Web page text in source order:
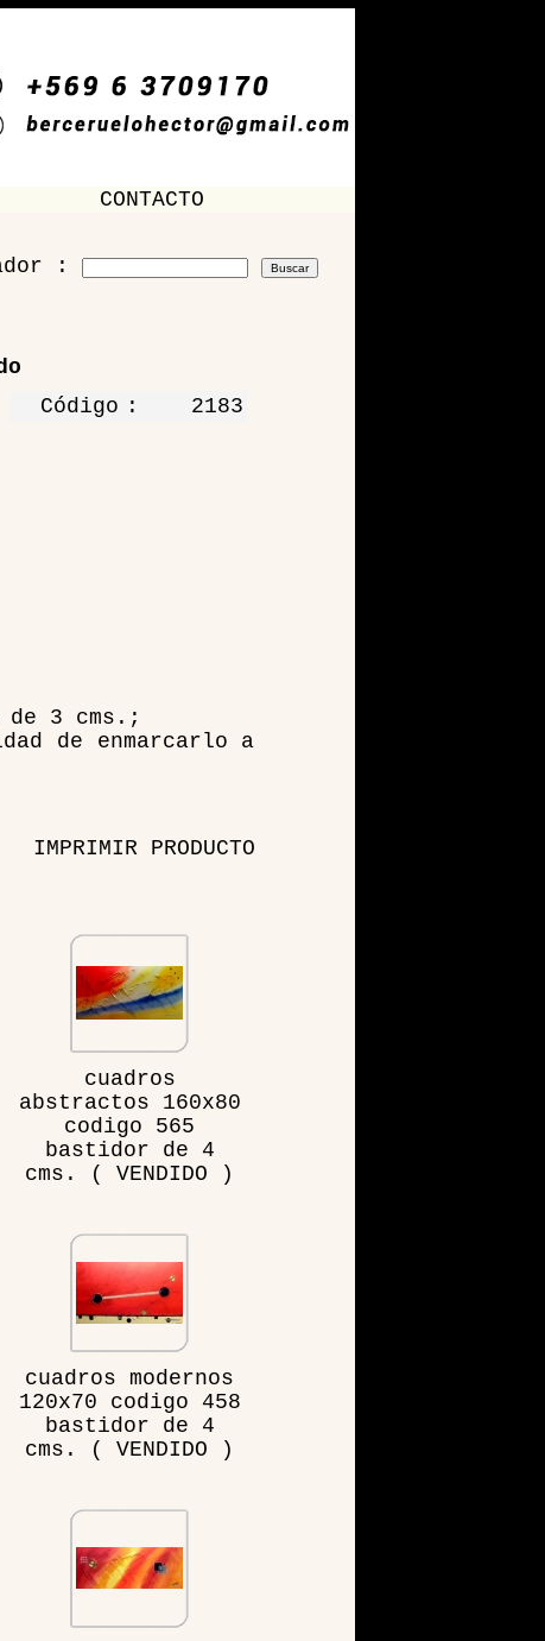
CONTACTO
:
Código : 2183
3 cms.;
de enmarcarlo a
IMPRIMIR PRODUCTO
cuadros
abstractos 160x80
codigo 565
bastidor de 4
cms. ( VENDIDO )
cuadros modernos
120x70 codigo 458
bastidor de 4
cms. ( VENDIDO )